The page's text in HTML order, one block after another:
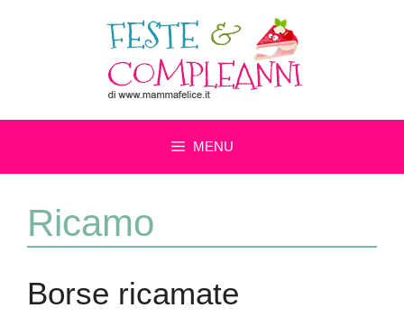
MENU
Ricamo
Borse ricamate